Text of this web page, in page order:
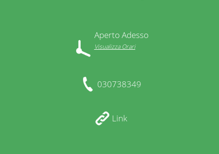
Aperto Adesso
Visualizza Orari
030738349
Link